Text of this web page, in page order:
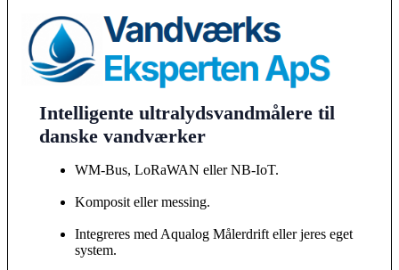
Intelligente ultralydsvandmålere til
danske vandværker
WM-Bus, LoRaWAN eller NB-IoT.
Komposit eller messing.
Integreres med Aqualog Målerdrift eller jeres eget
system.